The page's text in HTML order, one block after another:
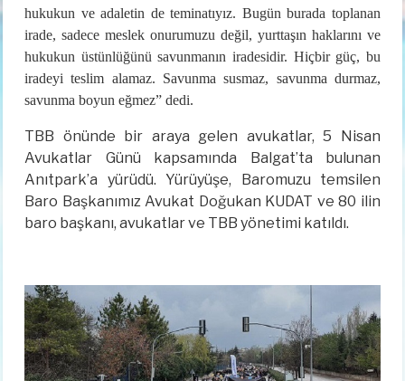
hukukun ve adaletin de teminatıyız. Bugün burada toplanan
irade, sadece meslek onurumuzu değil, yurttaşın haklarını ve
hukukun üstünlüğünü savunmanın iradesidir. Hiçbir güç, bu
iradeyi teslim alamaz. Savunma susmaz, savunma durmaz,
savunma boyun eğmez” dedi.
TBB önünde bir araya gelen avukatlar, 5 Nisan
Avukatlar Günü kapsamında Balgat’ta bulunan
Anıtpark’a yürüdü. Yürüyüşe, Baromuzu temsilen
Baro Başkanımız Avukat Doğukan KUDAT ve 80 ilin
baro başkanı, avukatlar ve TBB yönetimi katıldı.